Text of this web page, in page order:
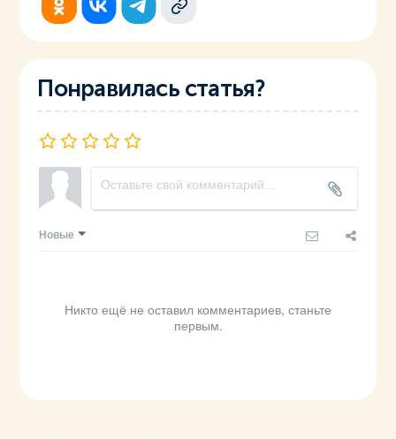
Понравилась статья?
Новые
Никто ещё не оставил комментариев, станьте
первым.